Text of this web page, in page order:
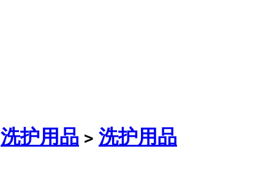
洗护用品 > 洗护用品